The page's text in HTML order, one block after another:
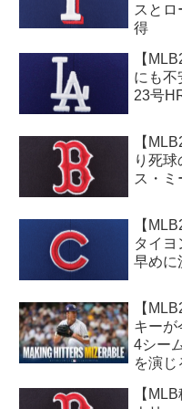
スと
得
【
にも不
23号
【
り死
ス・
【
タイ
早めに
【
キーが
4シー
を演じ
【